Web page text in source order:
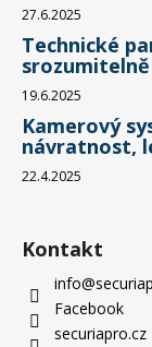
27.6.2025
Technické
srozumitelně
19.6.2025
Kamerový
návratnost,
22.4.2025
Kontakt
info@
Facebook
securiapro.cz